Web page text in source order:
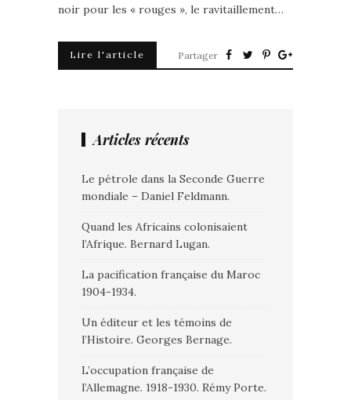
noir pour les « rouges », le ravitaillement…
Lire l'article Partager
Articles récents
Le pétrole dans la Seconde Guerre
mondiale – Daniel Feldmann.
Quand les Africains colonisaient
l’Afrique. Bernard Lugan.
La pacification française du Maroc
1904-1934.
Un éditeur et les témoins de
l’Histoire. Georges Bernage.
L’occupation française de
l’Allemagne. 1918-1930. Rémy Porte.